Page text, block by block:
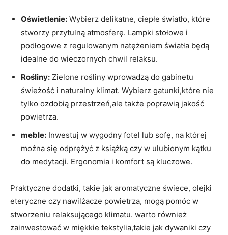
Oświetlenie: Wybierz delikatne, ciepłe światło, które
stworzy przytulną atmosferę. Lampki stołowe i
podłogowe z regulowanym natężeniem światła będą
idealne do wieczornych chwil relaksu.
Rośliny: Zielone rośliny wprowadzą do gabinetu
świeżość i naturalny klimat. Wybierz gatunki,które nie
tylko ozdobią przestrzeń,ale także poprawią jakość
powietrza.
meble: Inwestuj w wygodny fotel lub sofę, na której
można się odprężyć z książką czy w ulubionym kątku
do medytacji. Ergonomia i komfort są kluczowe.
Praktyczne dodatki, takie jak aromatyczne świece, olejki
eteryczne czy nawilżacze powietrza, mogą pomóc w
stworzeniu relaksującego klimatu. warto również
zainwestować w miękkie tekstylia,takie jak dywaniki czy